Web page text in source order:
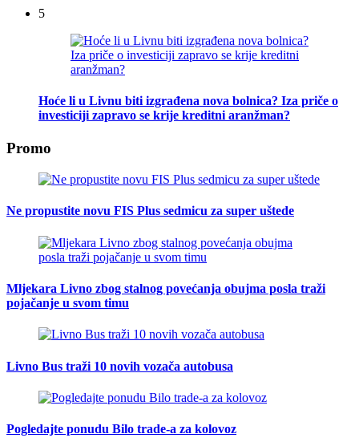
5
Hoće li u Livnu biti izgrađena nova bolnica? Iza priče o
investiciji zapravo se krije kreditni aranžman?
Promo
Ne propustite novu FIS Plus sedmicu za super uštede
Mljekara Livno zbog stalnog povećanja obujma posla traži
pojačanje u svom timu
Livno Bus traži 10 novih vozača autobusa
Pogledajte ponudu Bilo trade-a za kolovoz